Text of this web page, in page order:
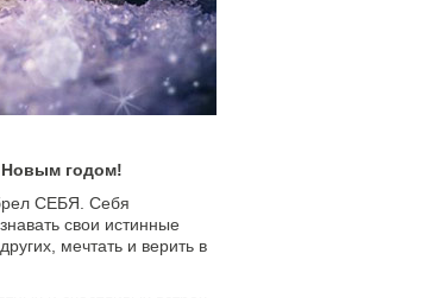
годом!
СЕБЯ. Себя
свои истинные
мечтать и верить в